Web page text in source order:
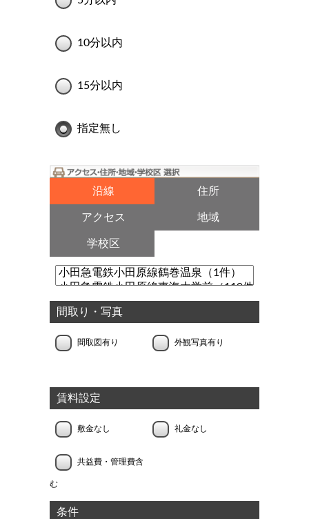
10分以内
15分以内
指定無し
沿線 住所
アクセス 地域
学校区
間取り・写真
間取図有り 外観写真有り
賃料設定
敷金なし 礼金なし
共益費・管理費含
む
条件